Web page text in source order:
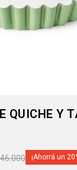
QUICHE Y
20